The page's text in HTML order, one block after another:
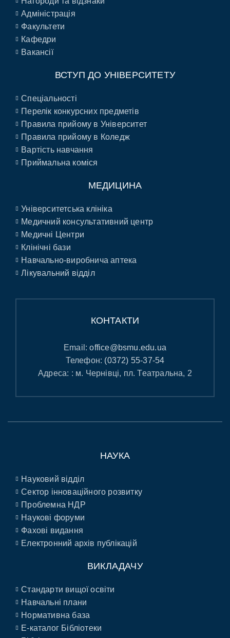
Адміністрація
Факультети
Кафедри
Вакансії
ВСТУП ДО УНІВЕРСИТЕТУ
Спеціальності
Перелік конкурсних предметів
Правила прийому в Університет
Правила прийому в Коледж
Вартість навчання
Приймальна коміся
МЕДИЦИНА
Університетська клініка
Медичний консультативний центр
Медичні Центри
Клінічні бази
Навчально-виробнича аптека
Лікувальний відділ
КОНТАКТИ
Email:office@bsmu.edu.ua
Телефон: (0372) 55-37-54
Адреса: : м. Чернівці, пл. Театральна, 2
НАУКА
Науковий відділ
Сектор інноваційного розвитку
Проблемна НДР
Наукові форуми
Фахові видання
Електронний архів публікацій
ВИКЛАДАЧУ
Стандарти вищої освіти
Навчальні плани
Нормативна база
E-каталог Бібліотеки